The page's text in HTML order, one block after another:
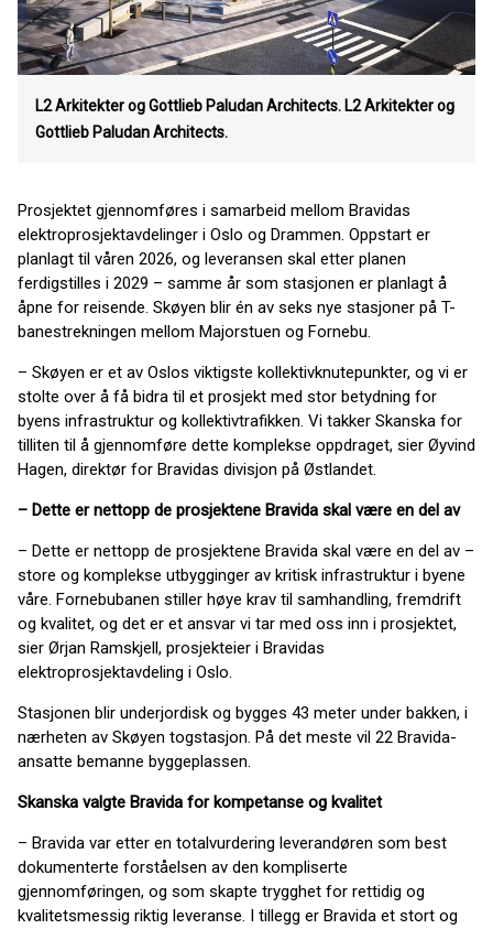
L2 Arkitekter og Gottlieb Paludan Architects. L2 Arkitekter og
Gottlieb Paludan Architects.
Prosjektet gjennomføres i samarbeid mellom Bravidas
elektroprosjektavdelinger i Oslo og Drammen. Oppstart er
planlagt til våren 2026, og leveransen skal etter planen
ferdigstilles i 2029 – samme år som stasjonen er planlagt å
åpne for reisende. Skøyen blir én av seks nye stasjoner på T-
banestrekningen mellom Majorstuen og Fornebu.
– Skøyen er et av Oslos viktigste kollektivknutepunkter, og vi er
stolte over å få bidra til et prosjekt med stor betydning for
byens infrastruktur og kollektivtrafikken. Vi takker Skanska for
tilliten til å gjennomføre dette komplekse oppdraget, sier Øyvind
Hagen, direktør for Bravidas divisjon på Østlandet.
– Dette er nettopp de prosjektene Bravida skal være en del av
– Dette er nettopp de prosjektene Bravida skal være en del av –
store og komplekse utbygginger av kritisk infrastruktur i byene
våre. Fornebubanen stiller høye krav til samhandling, fremdrift
og kvalitet, og det er et ansvar vi tar med oss inn i prosjektet,
sier Ørjan Ramskjell, prosjekteier i Bravidas
elektroprosjektavdeling i Oslo.
Stasjonen blir underjordisk og bygges 43 meter under bakken, i
nærheten av Skøyen togstasjon. På det meste vil 22 Bravida-
ansatte bemanne byggeplassen.
Skanska valgte Bravida for kompetanse og kvalitet
– Bravida var etter en totalvurdering leverandøren som best
dokumenterte forståelsen av den kompliserte
gjennomføringen, og som skapte trygghet for rettidig og
kvalitetsmessig riktig leveranse. I tillegg er Bravida et stort og